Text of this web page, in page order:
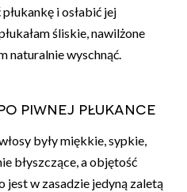
i osłabić jej
śliskie, nawilżone
naturalnie wyschnąć.
piwnej płukance
były miękkie, sypkie,
błyszczące, a objętość
jest w zasadzie jedyną zaletą